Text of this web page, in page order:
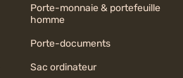
Porte-monnaie & portefeuille
homme
Porte-documents
Sac ordinateur